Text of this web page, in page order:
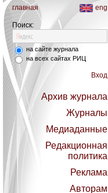
главная eng
Поиск:
на сайте журнала
на всех сайтах РИЦ
Вход
Архив журнала
Журналы
Медиаданные
Редакционная
политика
Реклама
Авторам